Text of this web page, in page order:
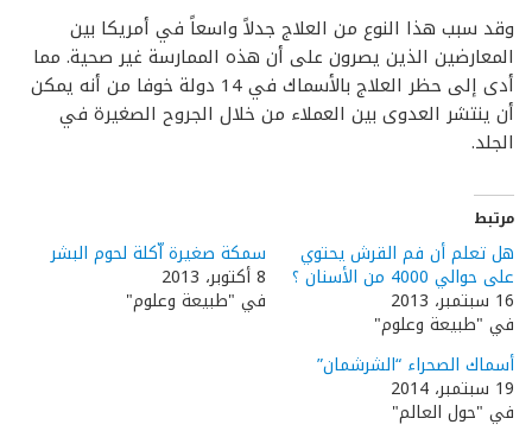
وقد سبب هذا النوع من العلاج جدلاً واسعاً في أمريكا بين
المعارضين الذين يصرون على أن هذه الممارسة غير صحية. مما
أدى إلى حظر العلاج بالأسماك في 14 دولة خوفا من أنه يمكن
أن ينتشر العدوى بين العملاء من خلال الجروح الصغيرة في
الجلد.
مرتبط
هل تعلم أن فم القرش يحتوي
على حوالي 4000 من الأسنان ؟
16 سبتمبر، 2013
في "طبيعة وعلوم"
سمكة صغيرة اّكلة لحوم البشر
8 أكتوبر، 2013
في "طبيعة وعلوم"
أسماك الصحراء “الشرشمان”
19 سبتمبر، 2014
في "حول العالم"